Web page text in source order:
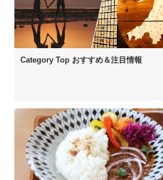
Category Top おすすめ＆注目情報